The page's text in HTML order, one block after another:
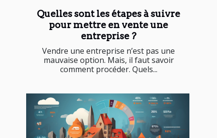
Quelles sont les étapes à suivre
pour mettre en vente une
entreprise ?
Vendre une entreprise n’est pas une
mauvaise option. Mais, il faut savoir
comment procéder. Quels...